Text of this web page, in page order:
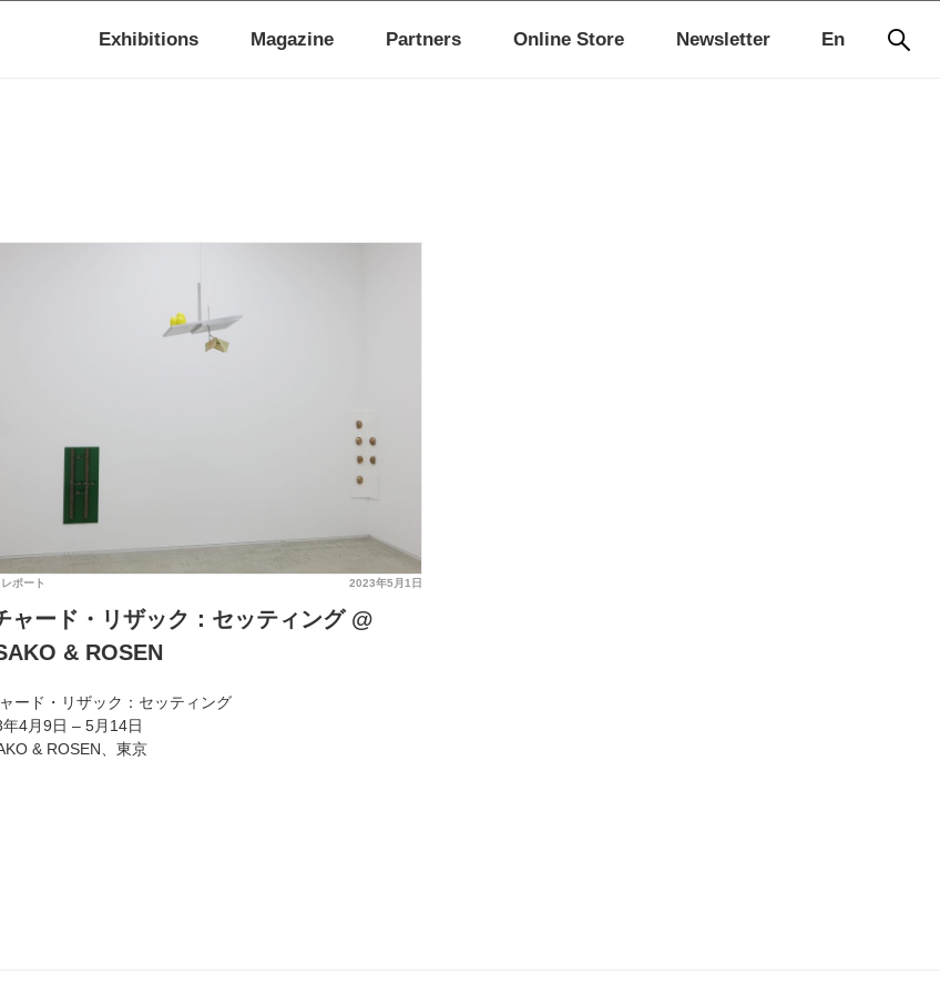
En
Exhibitions Magazine Partners Online Store Newsletter
2023年5月1日
ポート
ャード・リザック：セッティング @
& ROSEN
ード・リザック：セッティング
年4月9日 – 5月14日
& ROSEN、東京